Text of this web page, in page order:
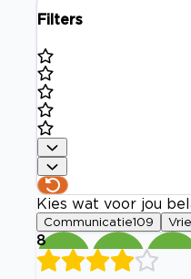
Filters
Kies wat voor jou
Communicatie109
8